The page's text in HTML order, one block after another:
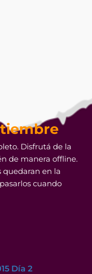
Disfrutá de la
de manera offline.
quedaran en la
cuando
Día 2